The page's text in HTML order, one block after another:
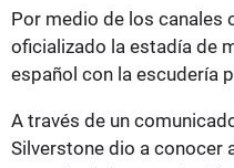
Por medio de los canales
oficializado la estadía de
español con la escudería
A través de un
Silverstone dio a conocer